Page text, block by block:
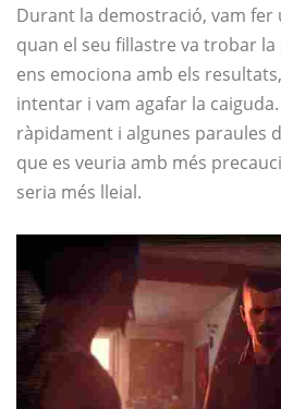
Durant la demostració, vam fer
quan el seu fillastre va trobar la
ens emociona amb els
intentar i vam agafar la
ràpidament i algunes paraules
que es veuria amb més
seria més lleial.